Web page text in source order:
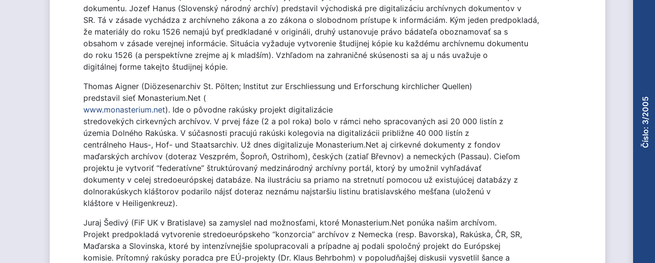
dokumentu. Jozef Hanus (Slovenský národný archív) predstavil východiská pre digitalizáciu archívnych dokumentov v
SR. Tá v zásade vychádza z archívneho zákona a zo zákona o slobodnom prístupe k informáciám. Kým jeden predpokladá,
že materiály do roku 1526 nemajú byť predkladané v origináli, druhý ustanovuje právo bádateľa oboznamovať sa s
obsahom v zásade verejnej informácie. Situácia vyžaduje vytvorenie študijnej kópie ku každému archívnemu dokumentu
do roku 1526 (a perspektívne zrejme aj k mladším). Vzhľadom na zahraničné skúsenosti sa aj u nás uvažuje o
digitálnej forme takejto študijnej kópie.
Thomas Aigner (Diözesenarchiv St. Pölten; Institut zur Erschliessung und Erforschung kirchlicher Quellen)
predstavil sieť Monasterium.Net (
www.monasterium.net). Ide o pôvodne rakúsky projekt digitalizácie
stredovekých cirkevných archívov. V prvej fáze (2 a pol roka) bolo v rámci neho spracovaných asi 20 000 listín z
územia Dolného Rakúska. V súčasnosti pracujú rakúski kolegovia na digitalizácii približne 40 000 listín z
centrálneho Haus-, Hof- und Staatsarchiv. Už dnes digitalizuje Monasterium.Net aj cirkevné dokumenty z fondov
maďarských archívov (doteraz Veszprém, Šoproň, Ostrihom), českých (zatiaľ Břevnov) a nemeckých (Passau). Cieľom
projektu je vytvoriť “federatívne” štruktúrovaný medzinárodný archívny portál, ktorý by umožnil vyhľadávať
dokumenty v celej stredoeurópskej databáze. Na ilustráciu sa priamo na stretnutí pomocou už existujúcej databázy z
dolnorakúskych kláštorov podarilo nájsť doteraz neznámu najstaršiu listinu bratislavského mešťana (uloženú v
kláštore v Heiligenkreuz).
Juraj Šedivý (FiF UK v Bratislave) sa zamyslel nad možnosťami, ktoré Monasterium.Net ponúka našim archívom.
Projekt predpokladá vytvorenie stredoeurópskeho “konzorcia” archívov z Nemecka (resp. Bavorska), Rakúska, ČR, SR,
Maďarska a Slovinska, ktoré by intenzívnejšie spolupracovali a prípadne aj podali spoločný projekt do Európskej
komisie. Prítomný rakúsky poradca pre EÚ-projekty (Dr. Klaus Behrbohm) v popoludňajšej diskusii vysvetlil šance a
Číslo: 3/2005